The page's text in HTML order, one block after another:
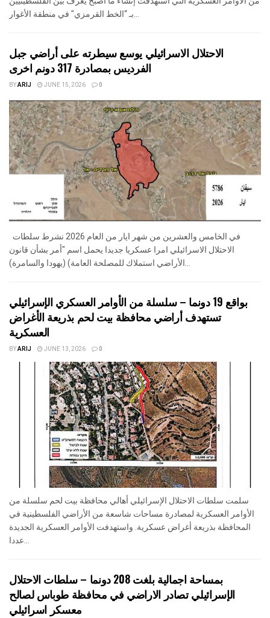
بـ “الخط القرمزي" في منطقة الأغوار...
الاحتلال الاسرائيلي يوسع سيطرته على أراضي جبل
الفرديس بمصادرة 317 دونم اخرى
BYARIJ JUNE 15, 2026 0
الاحتلال الاسرائيلي امرا عسكريا جديدا يحمل اسم "أمر بشأن قانون
الأراضي استملاك للمصلحة العامة) (يهودا والسامرة)...
بواقع 19 دونما – سلسلة من الأوامر العسكري الإسرائيلي
تستهدف أراضي محافظة بيت لحم بذريعة الأغراض
العسكرية
BYARIJ JUNE 13, 2026 0
سلمت سلطات الاحتلال الإسرائيلي أهالي محافظة بيت لحم سلسلة من
الأوامر العسكرية لمصادرة مساحات شاسعة من الأراضي الفلسطينية في
المحافظة بذريعة أغراض عسكرية. واستهدفت الأوامر العسكرية الجديدة
عددا...
بمساحة اجمالية بلغت 208 دونما – سلطات الاحتلال
الإسرائيلي تصادر الاراضي في محافظة طوباس لصالح
معسكر اسرائيلي